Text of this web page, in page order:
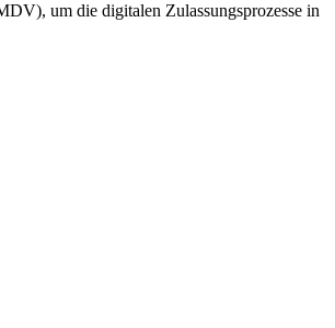
um die digitalen Zulassungsprozesse in